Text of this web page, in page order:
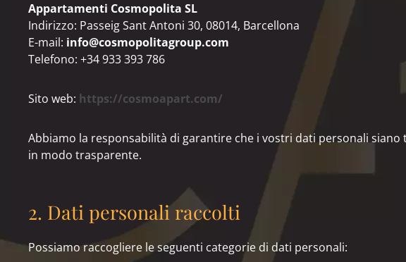
Appartamenti Cosmopolita SL
Indirizzo: Passeig Sant Antoni 30, 08014, Barcellona
E-mail: info@cosmopolitagroup.com
Telefono: +34 933 393 786
Sito web: https://cosmoapart.com/
Abbiamo la responsabilità di garantire che i vostri dati personali
in modo trasparente.
2. Dati personali raccolti
Possiamo raccogliere le seguenti categorie di dati personali: